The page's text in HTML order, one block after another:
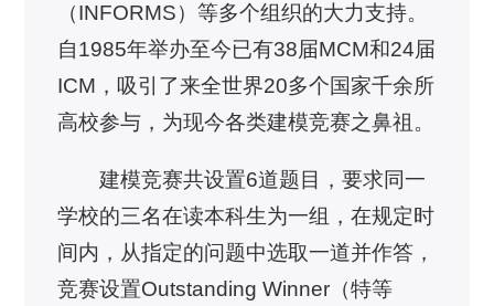
（INFORMS）等多个组织的大力支持。
自1985年举办至今已有38届MCM和24届
ICM，吸引了来全世界20多个国家千余所
高校参与，为现今各类建模竞赛之鼻祖。
建模竞赛共设置6道题目，要求同一
学校的三名在读本科生为一组，在规定时
间内，从指定的问题中选取一道并作答，
竞赛设置Outstanding Winner（特等